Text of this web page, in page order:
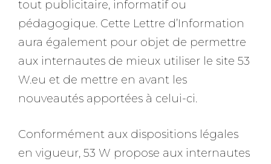
tout publicitaire, informatif ou
pédagogique. Cette Lettre d’Information
aura également pour objet de permettre
aux internautes de mieux utiliser le site 53
W.eu et de mettre en avant les
nouveautés apportées à celui-ci.
Conformément aux dispositions légales
en vigueur, 53 W propose aux internautes